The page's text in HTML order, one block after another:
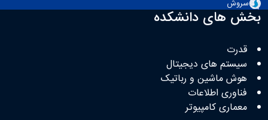
سروش
بخش های دانشکده
قدرت
سیستم های دیجیتال
هوش ماشین و رباتیک
فناوری اطلاعات
معماری کامپیوتر